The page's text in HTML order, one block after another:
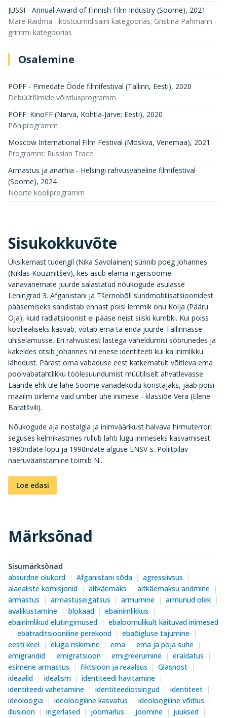
JUSSI - Annual Award of Finnish Film Industry (Soome), 2021
Mare Raidma - kostüümidisaini kategoorias; Gristina Pahmann -
grimmi kategoorias
Osalemine
PÖFF - Pimedate Ööde filmifestival (Tallinn, Eesti), 2020
Debüütfilmide võistlusprogramm
PÖFF: KinoFF (Narva, Kohtla-Järve; Eesti), 2020
Põhiprogramm
Moscow International Film Festival (Moskva, Venemaa), 2021
Programm: Russian Trace
Armastus ja anarhia - Helsingi rahvusvaheline filmifestival
(Soome), 2024
Noorte kooliprogramm
Sisukokkuvõte
Üksikemast tudengil (Nika Savolainen) sünnib poeg Johannes
(Niklas Kouzmitšev), kes asub elama ingerisoome
vanavanemate juurde salastatud nõukogude asulasse
Leningrad 3. Afganistani ja Tšernobõli sundmobilisatsioonidest
pääsemiseks sandistab ennast poisi lemmik onu Kolja (Pääru
Oja), kuid radiatsioonist ei pääse neist siiski kumbki. Kui poiss
kooliealiseks kasvab, võtab ema ta enda juurde Tallinnasse
ühiselamusse. Eri rahvustest lastega vaheldumisi sõbrunedes ja
kakeldes otsib Johannes nii enese identiteeti kui ka inimlikku
lähedust. Pärast oma vabaduse eest katkematult võitleva ema
poolvabatahtlikku töölesuundumist müütiliselt ahvatlevasse
Läände ehk üle lahe Soome vanadekodu koristajaks, jääb poisi
maailm tiirlema vaid ümber ühe inimese - klassiõe Vera (Elene
Baratšvili).
Nõukogude aja nostalgia ja inimväärikust halvava hirmuterrori
seguses kelmikastmes rullub lahti lugu inimeseks kasvamisest
1980ndate lõpu ja 1990ndate alguse ENSV-s. Poliitpilav
naeruvääristamine toimib N...
Loe edasi
Märksõnad
Sisumärksõnad
absurdne olukord
Afganistani sõda
agressiivsus
alaealiste komisjonid
altkäemaks
altkäemaksu andmine
armastus
armastuseigatsus armumine
armunud olek
avalikustamine
blokaad
ebainimlikkus
ebainimlikud elutingimused
ebaloomulikult käituvad inimesed
ebatraditsiooniline perekond
ebaõigluse tajumine
eesti keel
eluga riskimine ema
ema ja poja suhe
emigrandid
emigratsioon emigreerumine
eraldatus
esimene armastus
fiktsioon ja reaalsus
Glasnost
ideaalid
idealism
identiteedi hävitamine
identiteedi vahetamine
identiteediotsingud
identiteet
ideoloogia
ideoloogiline kasvatus
ideoloogiline võitlus
illusioon
ingerlased joomarlus joomine juuksed